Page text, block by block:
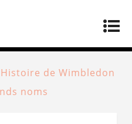
Histoire de Wimbledon
noms